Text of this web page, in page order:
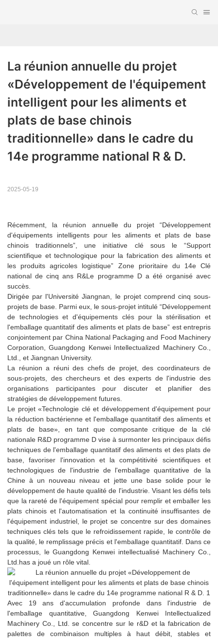
La réunion annuelle du projet
«Développement de l'équipement
intelligent pour les aliments et
plats de base chinois
traditionnelle» dans le cadre du
14e programme national R & D.
2025-05-19
Récemment, la réunion annuelle du projet “Développement
d'équipements intelligents pour les aliments et plats de base
chinois traditionnels”, une initiative clé sous le “Support
scientifique et technologique pour la fabrication des aliments et
les produits agricoles logistique” Zone prioritaire du 14e Clé
national de cinq ans R&Le programme D a été organisé avec
succès.
Dirigée par l'Université Jiangnan, le projet comprend cinq sous-
projets de base. Parmi eux, le sous-projet intitulé “Développement
de technologies et d'équipements clés pour la stérilisation et
l'emballage quantitatif des aliments et plats de base” est entrepris
conjointement par China National Packaging and Food Machinery
Corporation, Guangdong Kenwei Intellectualized Machinery Co.,
Ltd., et Jiangnan University.
La réunion a réuni des chefs de projet, des coordinateurs de
sous-projets, des chercheurs et des experts de l'industrie des
organisations participantes pour discuter et planifier des
stratégies de développement futures.
Le projet «Technologie clé et développement d'équipement pour
la réduction bactérienne et l'emballage quantitatif des aliments et
plats de base», en tant que composante critique de la clé
nationale R&D programme D vise à surmonter les principaux défis
techniques de l'emballage quantitatif des aliments et des plats de
base, favoriser l'innovation et la compétitivité scientifiques et
technologiques de l'industrie de l'emballage quantitative de la
Chine à un nouveau niveau et jette une base solide pour le
développement de haute qualité de l'industrie. Visant les défis tels
que la rareté de l'équipement spécial pour remplir et emballer les
plats chinois et l'automatisation et la continuité insuffisantes de
l'équipement industriel, le projet se concentre sur des domaines
techniques clés tels que le refroidissement rapide, le contrôle de
la qualité, le remplissage précis et l'emballage quantitatif. Dans ce
processus, le Guangdong Kenwei intellectualisé Machinery Co.,
Ltd.has a joué un rôle vital.
Avec 19 ans d'accumulation profonde dans l'industrie de
l'emballage quantitative, Guangdong Kenwei Intellectualized
Machinery Co., Ltd. se concentre sur le r&D et la fabrication de
palettes de combinaison multiples à haut débit, stables et